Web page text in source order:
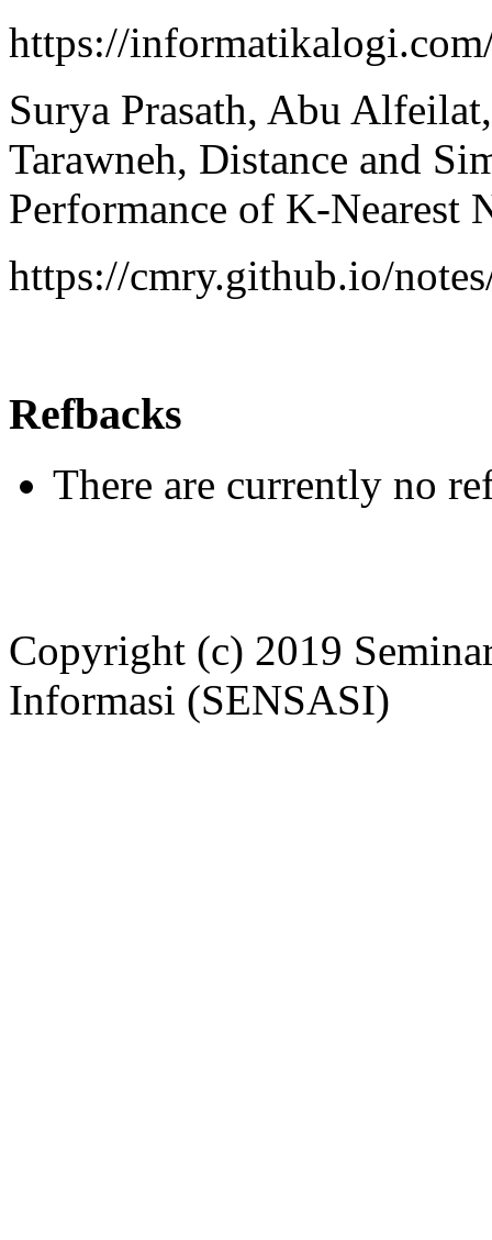
https://
Surya Prasath, Abu
Tarawneh, Distance and
Performance of K-Nearest
https://cmry.github.io/
Refbacks
There are currently no
Copyright (c) 2019
Informasi (SENSASI)